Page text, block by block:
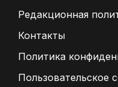
Редакционная
Контакты
Политика
Пользовательское